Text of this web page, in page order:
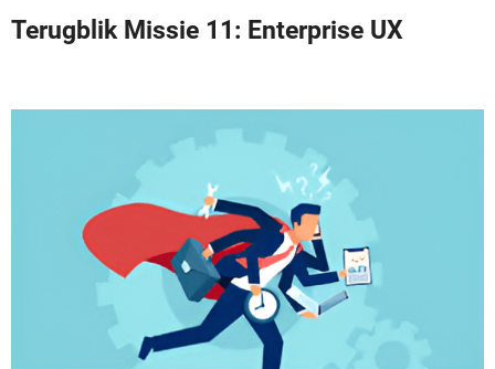
Terugblik Missie 11: Enterprise UX